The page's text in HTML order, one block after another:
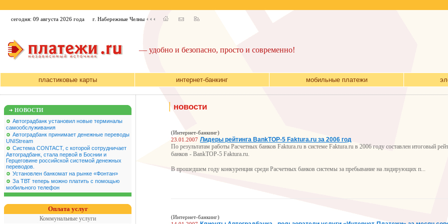
сегодня: 09 августа 2026 года г. Набережные Челны
— удобно и безопасно, просто и современно!
пластиковые карты интернет-банкинг мобильные платежи
НОВОСТИ
Автоградбанк установил новые терминалы
самообслуживания
Автоградбанк принимает денежные переводы
UNIStream
Система CONTACT, с которой сотрудничает
Автоградбанк, стала первой в Боснии и
Герцеговине российской системой денежных
переводов.
Установлен банкомат на рынке «Фонтан»
За ТВТ теперь можно платить с помощью
мобильного телефон
Оплата услуг
Коммунальные услуги
| новости
(Интернет-банкинг)
23.01.2007 Лидеры рейтинга BankTOP-5 Faktura.ru за 2006 год
По результатам работы Расчетных банков Faktura.ru в системе Faktura.ru в 2006 году составлен итоговый
банков - BankTOP-5 Faktura.ru.
В прошедшем году конкуренция среди Расчетных банков системы за пребывание на лидирующих п...
(Интернет-банкинг)